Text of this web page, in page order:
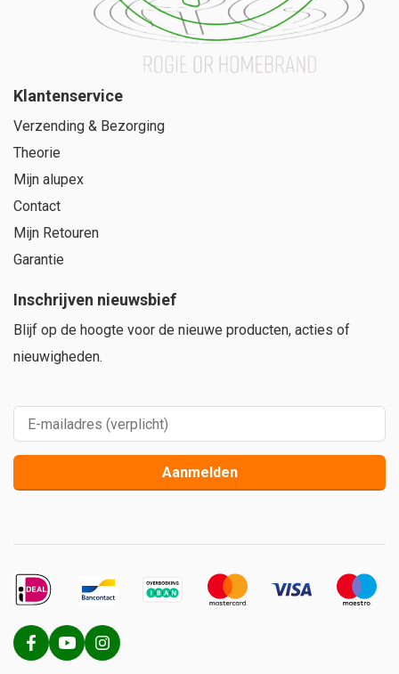
Klantenservice
Verzending & Bezorging
Theorie
Mijn alupex
Contact
Mijn Retouren
Garantie
Inschrijven nieuwsbief
Blijf op de hoogte voor de nieuwe producten, acties of
nieuwigheden.
Aanmelden